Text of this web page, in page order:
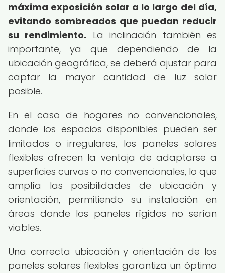
máxima exposición solar a lo largo del día,
evitando sombreados que puedan reducir
su rendimiento. La inclinación también es
importante, ya que dependiendo de la
ubicación geográfica, se deberá ajustar para
captar la mayor cantidad de luz solar
posible.
En el caso de hogares no convencionales,
donde los espacios disponibles pueden ser
limitados o irregulares, los paneles solares
flexibles ofrecen la ventaja de adaptarse a
superficies curvas o no convencionales, lo que
amplía las posibilidades de ubicación y
orientación, permitiendo su instalación en
áreas donde los paneles rígidos no serían
viables.
Una correcta ubicación y orientación de los
paneles solares flexibles garantiza un óptimo